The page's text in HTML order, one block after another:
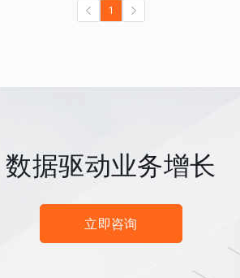
1
数据驱动业务增长
立即咨询